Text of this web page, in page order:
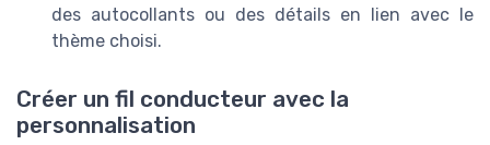
des autocollants ou des détails en lien avec le
thème choisi.
Créer un fil conducteur avec la
personnalisation